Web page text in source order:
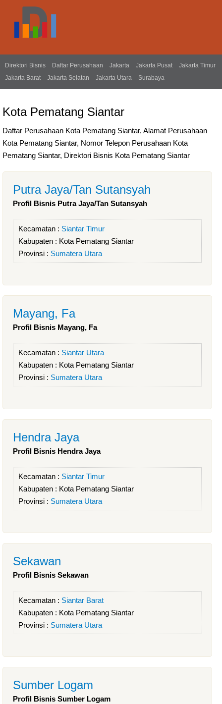
Direktori Bisnis Daftar Perusahaan Jakarta Jakarta Pusat
Jakarta Timur
Jakarta Barat
Jakarta Selatan Jakarta Utara Surabaya
Kota Pematang Siantar
Daftar Perusahaan Kota Pematang Siantar, Alamat Perusahaan
Kota Pematang Siantar, Nomor Telepon Perusahaan Kota
Pematang Siantar, Direktori Bisnis Kota Pematang Siantar
Putra Jaya/Tan Sutansyah
Profil Bisnis Putra Jaya/Tan Sutansyah
Kecamatan : Siantar Timur
Kabupaten : Kota Pematang Siantar
Provinsi : Sumatera Utara
Mayang, Fa
Profil Bisnis Mayang, Fa
Kecamatan : Siantar Utara
Kabupaten : Kota Pematang Siantar
Provinsi : Sumatera Utara
Hendra Jaya
Profil Bisnis Hendra Jaya
Kecamatan : Siantar Timur
Kabupaten : Kota Pematang Siantar
Provinsi : Sumatera Utara
Sekawan
Profil Bisnis Sekawan
Kecamatan : Siantar Barat
Kabupaten : Kota Pematang Siantar
Provinsi : Sumatera Utara
Sumber Logam
Profil Bisnis Sumber Logam